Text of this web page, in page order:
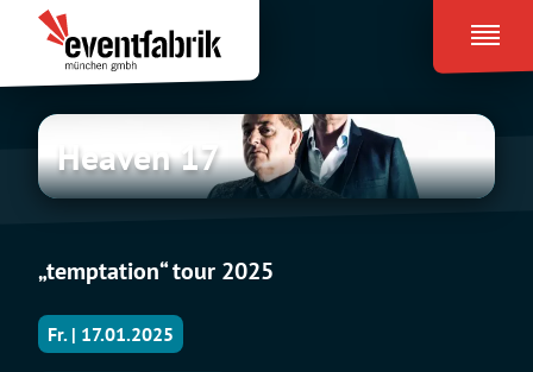
Inhalt
springen
Eventfabrik
München
Heaven
17Heaven 17
„temptation“ tour 2025
Fr. | 17.01.2025